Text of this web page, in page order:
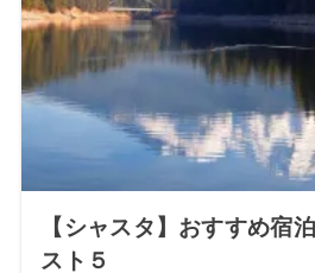
【シャスタ】おすすめ宿
スト５